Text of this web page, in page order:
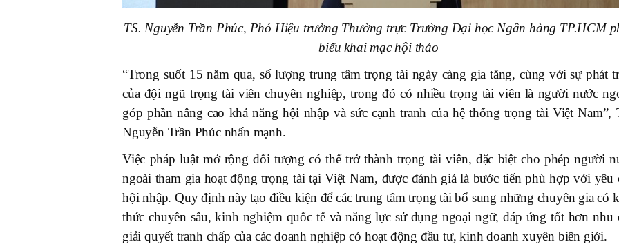
TS. Nguyễn Trần Phúc, Phó Hiệu trưởng Thường trực Trường Đại học Ngân hàng TP.HCM
biểu khai mạc hội thảo
“Trong suốt 15 năm qua, số lượng trung tâm trọng tài ngày càng gia tăng, cùng với sự phát
của đội ngũ trọng tài viên chuyên nghiệp, trong đó có nhiều trọng tài viên là người nước
góp phần nâng cao khả năng hội nhập và sức cạnh tranh của hệ thống trọng tài Việt Nam”,
Nguyễn Trần Phúc nhấn mạnh.
Việc pháp luật mở rộng đối tượng có thể trở thành trọng tài viên, đặc biệt cho phép người
ngoài tham gia hoạt động trọng tài tại Việt Nam, được đánh giá là bước tiến phù hợp với yêu
hội nhập. Quy định này tạo điều kiện để các trung tâm trọng tài bổ sung những chuyên gia có
thức chuyên sâu, kinh nghiệm quốc tế và năng lực sử dụng ngoại ngữ, đáp ứng tốt hơn nhu
giải quyết tranh chấp của các doanh nghiệp có hoạt động đầu tư, kinh doanh xuyên biên giới.